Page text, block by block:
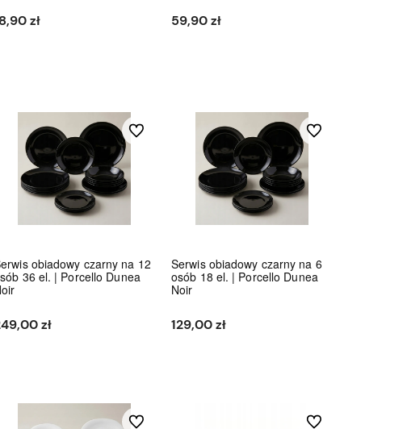
zł 59,90 zł
obiadowy czarny na 12
36 el. | Porcello Dunea
zł
Do ulubionych
Serwis obiadowy czarny na 6
osób 18 el. | Porcello Dunea
Noir
129,00 zł
Do ulubionych
Do ulubionych Do ulubionych